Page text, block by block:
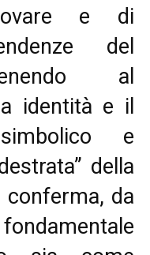
e di
del
al
identità e il
e
della
da